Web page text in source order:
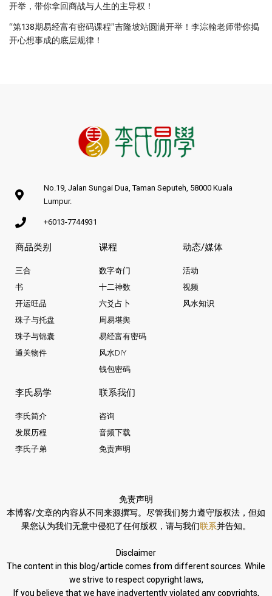
开举，带你拿回商战与人生的主导权！
“第138期易经富有密码课程”吉隆坡站圆满开举！李淙翰老师带你揭
开心想事成的底层规律！
No.19, Jalan Sungai Dua, Taman Seputeh, 58000 Kuala
Lumpur.
+6013-7744931
商品类别
三合
书
开运旺品
珠子与托盘
珠子与锦囊
通关物件
课程
数字奇门
十二神数
六爻占卜
周易堪舆
易经富有密码
风水DIY
钱包密码
动态/媒体
活动
视频
风水知识
李氏易学
李氏简介
发展历程
李氏子弟
联系我们
咨询
音频下载
免责声明
免责声明
本博客/文章的内容从不同来源撰写。 尽管我们努力遵守版权法， 但如
果您认为我们无意中侵犯了任何版权，请与我们联系并告知。
Disclaimer
The content in this blog/article comes from different sources. While
we strive to respect copyright laws,
If you believe that we have inadvertently violated any copyrights,